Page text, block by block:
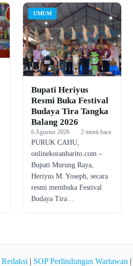
UMUM
Bupati Heriyus
Resmi Buka Festival
Budaya Tira Tangka
Balang 2026
6 Agustus 2026 · 2 menit baca
PURUK CAHU,
onlinekoranbarito.com –
Bupati Murung Raya,
Heriyus M. Yoseph, secara
resmi membuka Festival
Budaya Tira…
Redaksi | SOP Perlindungan Wartawan |